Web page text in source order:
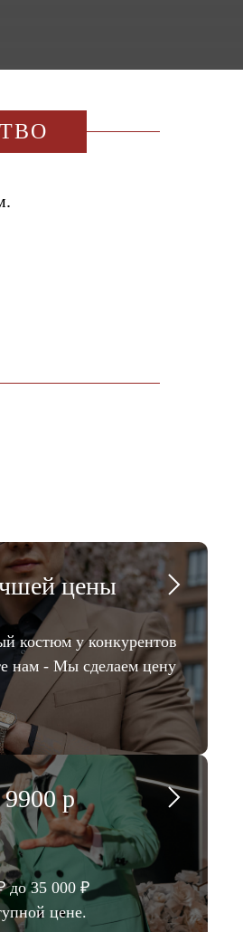
цены
костюм у конкурентов
нам - Мы сделаем цену
р
до 35 000 ₽
цене.